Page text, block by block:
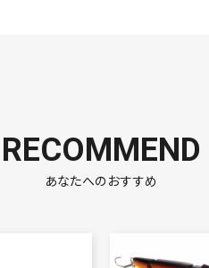
RECOMMEND
あなたへのおすすめ